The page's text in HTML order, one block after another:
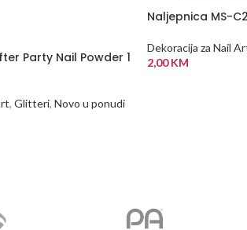
Party Nail Powder 1
, Glitteri, Novo u ponudi
Naljepnica MS-
Dekoracija za Nail
2,00KM